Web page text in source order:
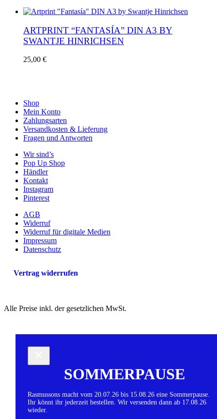
ARTPRINT “FANTASÍA” DIN A3 BY
SWANTJE HINRICHSEN
25,00 €
Shop
Mein Konto
Zahlungsarten
Versandkosten & Lieferung
Fragen und Antworten
Wir sind’s
Pop Up Shop
Händler
Kontakt
Instagram
Pinterest
AGB
Widerruf
Widerruf für digitale Medien
Impressum
Datenschutz
Vertrag widerrufen
Alle Preise inkl. der gesetzlichen MwSt.
SOMMERPAUSE
Rasmussons macht vom 20.07.26 bis 15.08.26 eine Sommerpause.
Ihr könnt ihr jederzeit bestellen. Wir versenden dann ab 17.08.26
wieder.